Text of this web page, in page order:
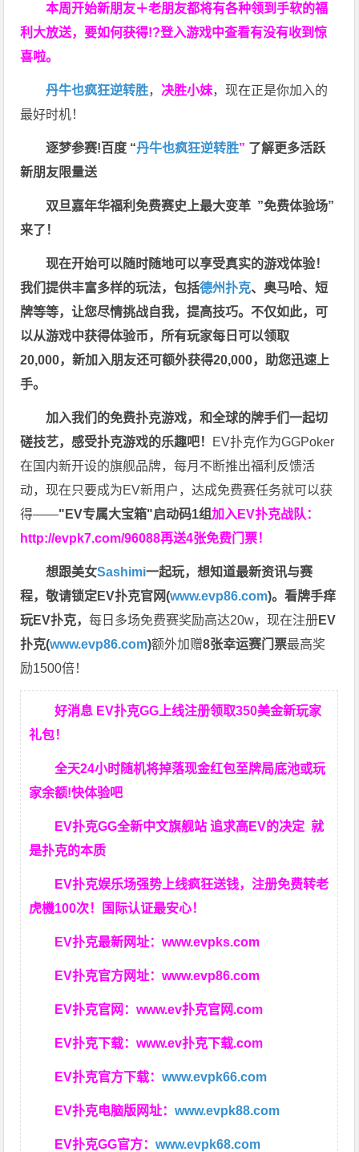
本周开始新朋友＋老朋友都将有各种领到手软的福
利大放送，要如何获得!?登入游戏中查看有没有收到惊
喜啦。
丹牛也疯狂逆转胜， 决胜小妹，现在正是你加入的
最好时机！
逐梦参赛!百度 “丹牛也疯狂逆转胜” 了解更多活跃
新朋友限量送
双旦嘉年华福利免费赛史上最大变革 ”免费体验场”
来了！
现在开始可以随时随地可以享受真实的游戏体验！
我们提供丰富多样的玩法，包括德州扑克、奥马哈、短
牌等等，让您尽情挑战自我，提高技巧。不仅如此， 可
以从游戏中获得体验币，所有玩家每日可以领取
20,000，新加入朋友还可额外获得20,000，助您迅速上
手。
加入我们的免费扑克游戏，和全球的牌手们一起切
磋技艺，感受扑克游戏的乐趣吧！ EV扑克作为GGPoker
在国内新开设的旗舰品牌，每月不断推出福利反馈活
动，现在只要成为EV新用户，达成免费赛任务就可以获
得——"EV专属大宝箱"启动码1组加入EV扑克战队：
http://evpk7.com/96088再送4张免费门票！
想跟美女Sashimi一起玩，想知道最新资讯与赛
程，敬请锁定EV扑克官网(www.evp86.com)。看牌手痒
玩EV扑克，每日多场免费赛奖励高达20w，现在注册EV
扑克(www.evp86.com)额外加赠8张幸运赛门票最高奖
励1500倍！
好消息 EV扑克GG上线注册领取350美金新玩家
礼包！
全天24小时随机将掉落现金红包至牌局底池或玩
家余额!快体验吧
EV扑克GG全新中文旗舰站 追求高EV的决定就
是扑克的本质
EV扑克娱乐场强势上线疯狂送钱，注册免费转老
虎機100次！国际认证最安心！
EV扑克最新网址：www.evpks.com
EV扑克官方网址：www.evp86.com
EV扑克官网：www.ev扑克官网.com
EV扑克下载：www.ev扑克下载.com
EV扑克官方下载：www.evpk66.com
EV扑克电脑版网址：www.evpk88.com
EV扑克GG官方：www.evpk68.com